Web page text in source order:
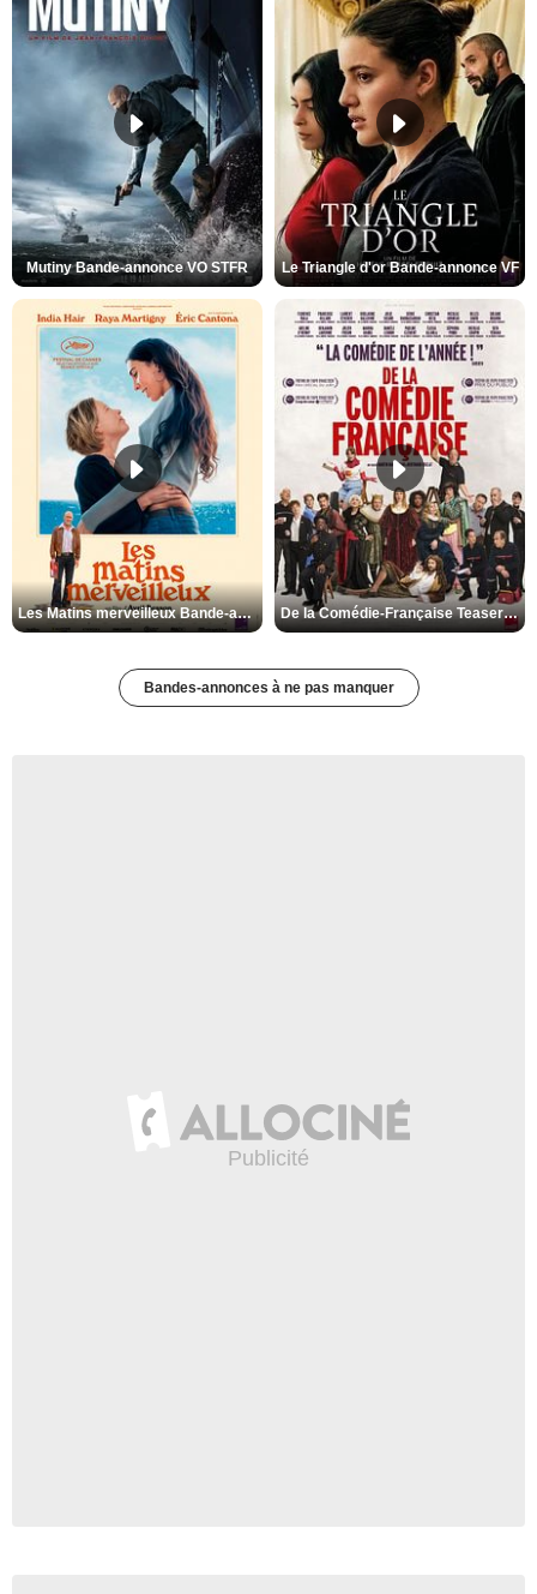
Mutiny Bande-annonce VO STFR Le Triangle d'or Bande-annonce VF
Les Matins merveilleux Bande-annonce VF De la Comédie-Française Teaser VF
Bandes-annonces à ne pas manquer